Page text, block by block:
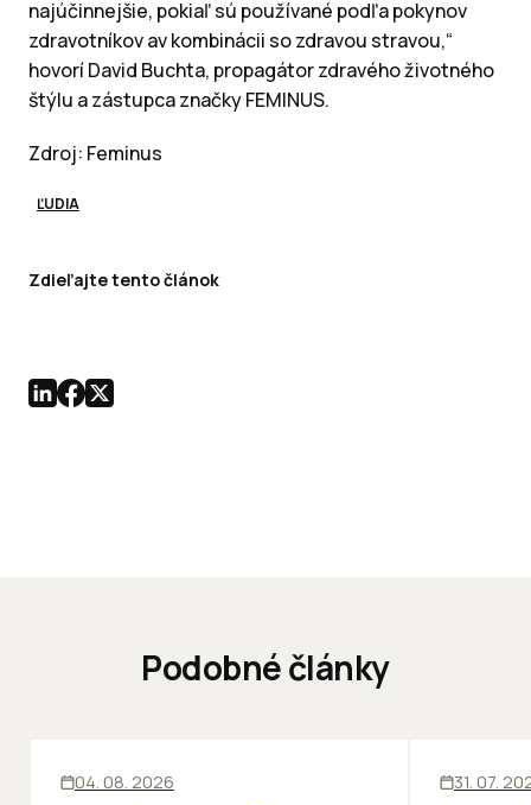
najúčinnejšie, pokiaľ sú používané podľa pokynov
zdravotníkov av kombinácii so zdravou stravou,“
hovorí David Buchta, propagátor zdravého životného
štýlu a zástupca značky FEMINUS.
Zdroj: Feminus
ĽUDIA
Zdieľajte tento článok
Podobné články
04. 08. 2026 31. 07.